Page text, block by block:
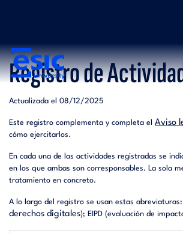
Main
navigation
Registro de
Actualizada el 08/12/2025
Este registro complementa y completa el Aviso
cómo ejercitarlos.
En cada una de las actividades registradas se
en los que ambas son corresponsables. La sola
tratamiento en concreto.
A lo largo del registro se usan estas abreviaturas:
derechos digitales); EIPD (evaluación de